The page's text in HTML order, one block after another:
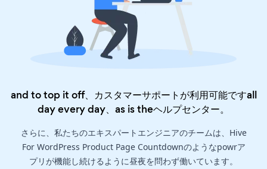
and to top it off、カスタマーサポートが利用可能ですall
day every day、as is theヘルプセンター。
さらに、私たちのエキスパートエンジニアのチームは、Hive
For WordPress Product Page Countdownのようなpowrア
プリが機能し続けるように昼夜を問わず働いています。